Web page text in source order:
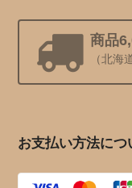
商品
（北海
お支払い方法につ